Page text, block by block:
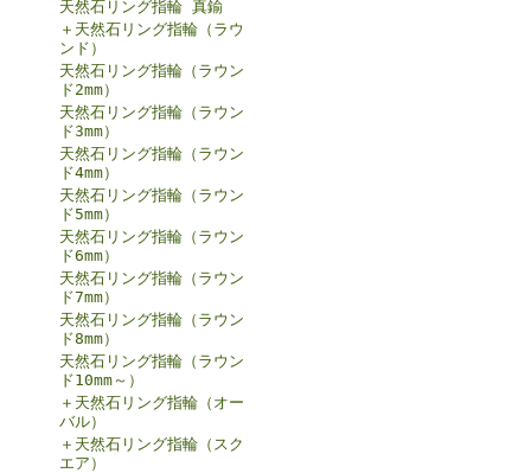
天然石リング指輪 真鍮
＋天然石リング指輪（ラウ
ンド）
天然石リング指輪（ラウン
ド2mm）
天然石リング指輪（ラウン
ド3mm）
天然石リング指輪（ラウン
ド4mm）
天然石リング指輪（ラウン
ド5mm）
天然石リング指輪（ラウン
ド6mm）
天然石リング指輪（ラウン
ド7mm）
天然石リング指輪（ラウン
ド8mm）
天然石リング指輪（ラウン
ド10mm～）
＋天然石リング指輪（オー
バル）
＋天然石リング指輪（スク
エア）